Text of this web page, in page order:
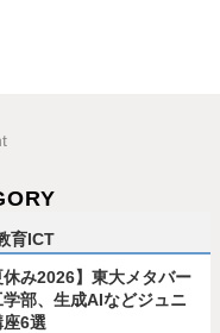
育ICT
休み2026】東大メタバー
学部、生成AIなどジュニ
座6選